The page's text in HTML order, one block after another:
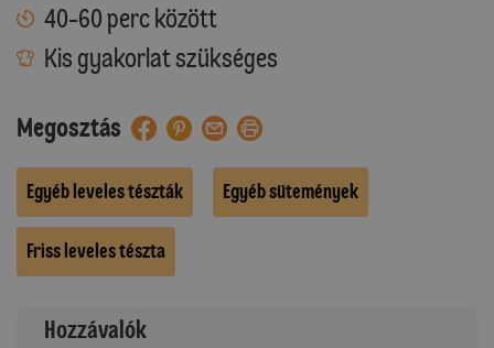
40-60 perc között
Kis gyakorlat szükséges
Megosztás
Egyéb leveles tészták Egyéb sütemények
Friss leveles tészta
Hozzávalók